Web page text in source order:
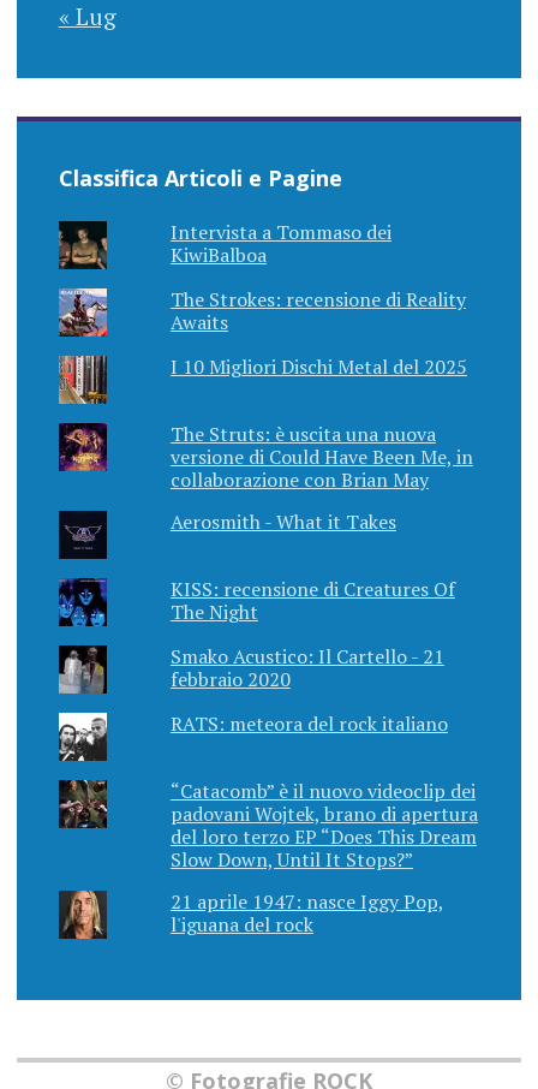
« Lug
Classifica Articoli e Pagine
Intervista a Tommaso dei
KiwiBalboa
The Strokes: recensione di Reality
Awaits
I 10 Migliori Dischi Metal del 2025
The Struts: è uscita una nuova
versione di Could Have Been Me, in
collaborazione con Brian May
Aerosmith - What it Takes
KISS: recensione di Creatures Of
The Night
Smako Acustico: Il Cartello - 21
febbraio 2020
RATS: meteora del rock italiano
“Catacomb” è il nuovo videoclip dei
padovani Wojtek, brano di apertura
del loro terzo EP “Does This Dream
Slow Down, Until It Stops?”
21 aprile 1947: nasce Iggy Pop,
l'iguana del rock
© Fotografie ROCK